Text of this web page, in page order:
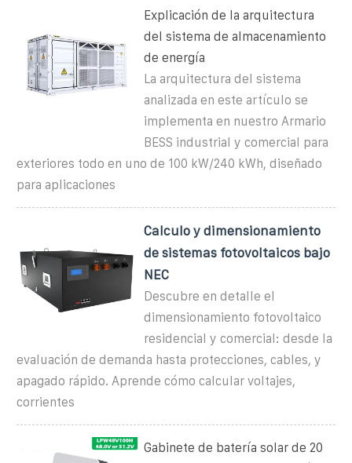
Explicación de la arquitectura
del sistema de almacenamiento
de energía
La arquitectura del sistema
analizada en este artículo se
implementa en nuestro Armario
BESS industrial y comercial para
exteriores todo en uno de 100 kW/240 kWh, diseñado
para aplicaciones
Calculo y dimensionamiento
de sistemas fotovoltaicos bajo
NEC
Descubre en detalle el
dimensionamiento fotovoltaico
residencial y comercial: desde la
evaluación de demanda hasta protecciones, cables, y
apagado rápido. Aprende cómo calcular voltajes,
corrientes
Gabinete de batería solar de 20